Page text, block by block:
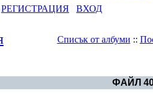
РЕГИСТРАЦИЯ
ВХОД
Списък от албуми ::
ФАЙЛ